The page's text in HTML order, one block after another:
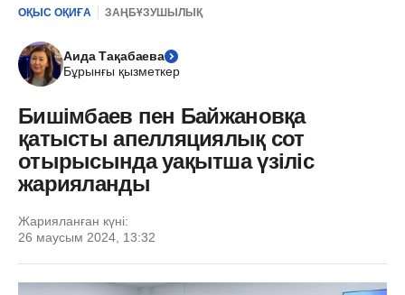
ОҚЫС ОҚИҒА ЗАҢБҰЗУШЫЛЫҚ
Аида Тақабаева
Бұрынғы қызметкер
Бишімбаев пен Байжановқа
қатысты апелляциялық сот
отырысында уақытша үзіліс
жарияланды
Жарияланған күні:
26 маусым 2024, 13:32